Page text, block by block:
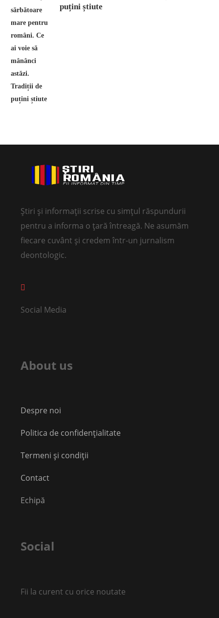
puțini știute
Știri și informații scrise cu simțul răspundurii
pentru a informa o țară întreagă. Ne asumăm
fiecare cuvânt și credem într-un jurnalism
deontologic.
Social Media
About us
Despre noi
Politica de confidențialitate
Termeni și condiții
Contact
Echipă
Social
Fii la curent cu orice noutate